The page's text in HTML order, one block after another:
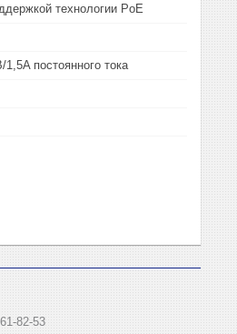
технологии PoE
постоянного тока
82-53